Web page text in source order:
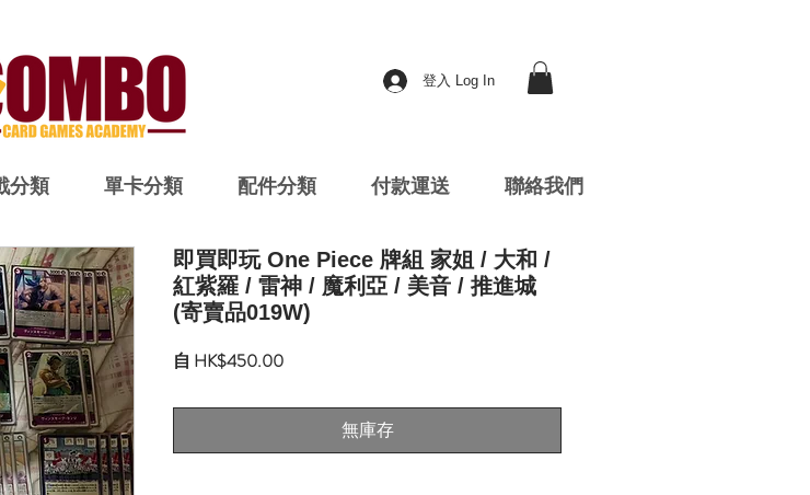
登入 Log In
分類 單卡分類 配件分類 付款運送 聯絡我們
即買即玩 One Piece 牌組 家姐 / 大和 /
紅紫羅 / 雷神 / 魔利亞 / 美音 / 推進城
(寄賣品019W)
自 HK$450.00促
價
無庫存